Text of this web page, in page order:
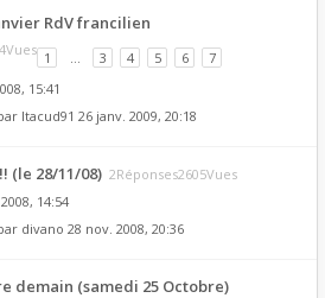
RdV francilien
1 … 3 4 5 6
7
15:41
Itacud91 26 janv. 2009, 20:18
(le 28/11/08) 2Réponses2605Vues
14:54
divano 28 nov. 2008, 20:36
demain (samedi 25 Octobre)